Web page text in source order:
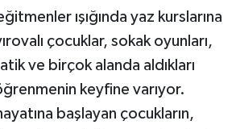
ışığında yaz kurslarına
çocuklar, sokak oyunları,
ve birçok alanda aldıkları
keyfine varıyor.
başlayan çocukların,